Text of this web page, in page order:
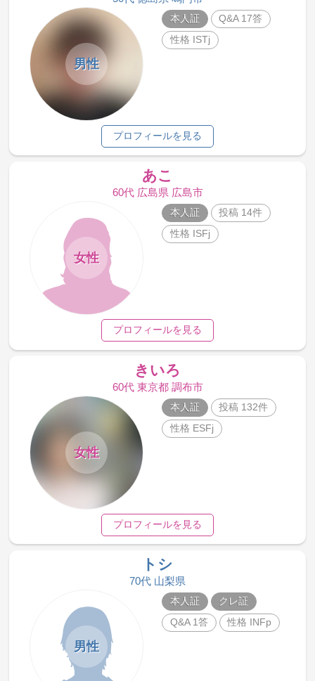
男性
本人証
Q&A 17答
性格 ISTj
プロフィールを見る
あこ
60代 広島県 広島市
女性
本人証
投稿 14件
性格 ISFj
プロフィールを見る
きいろ
60代 東京都 調布市
女性
本人証
投稿 132件
性格 ESFj
プロフィールを見る
トシ
70代 山梨県
男性
本人証
クレ証
Q&A 1答
性格 INFp